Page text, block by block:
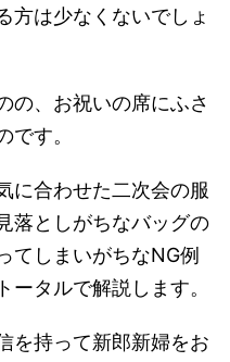
方は少なくないでしょ
の、お祝いの席にふさ
です。
に合わせた二次会の服
落としがちなバッグの
てしまいがちなNG例
ータルで解説します。
を持って新郎新婦をお